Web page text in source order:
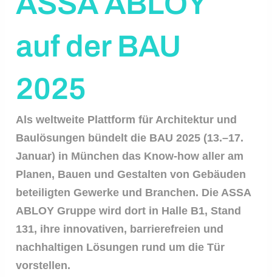
auf der BAU
2025
Als weltweite Plattform für Architektur und
Baulösungen bündelt die BAU 2025 (13.–17.
Januar) in München das Know-how aller am
Planen, Bauen und Gestalten von Gebäuden
beteiligten Gewerke und Branchen. Die ASSA
ABLOY Gruppe wird dort in Halle B1, Stand
131, ihre innovativen, barrierefreien und
nachhaltigen Lösungen rund um die Tür
vorstellen.